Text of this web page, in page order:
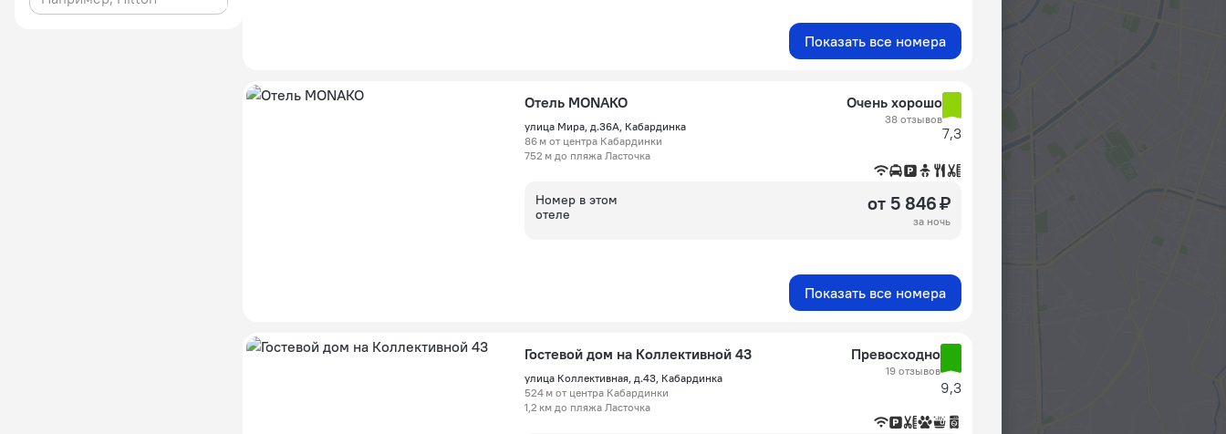
Показать все номера
Отель МONAКО
улица Мира, д.36А, Кабардинка
86 м от центра Кабардинки
752 м до пляжа Ласточка
Очень хорошо
38 отзывов
7,3
Номер в этом
отеле
от 5 846 ₽
за ночь
Показать все номера
Гостевой дом на Коллективной 43
улица Коллективная, д.43, Кабардинка
524 м от центра Кабардинки
1,2 км до пляжа Ласточка
Превосходно
19 отзывов
9,3